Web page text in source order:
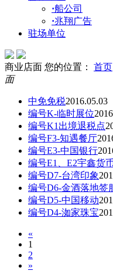
·船公司
·兆翔广告
驻场单位
商业店面 您的位置： 首页
面
中免免税2016.05.03
编号K-临时展位
编号K1出境退税点
编号F3-知遇餐厅
编号E3-中国银行
编号E1、E2宇鑫货
编号D7-台湾印象
编号D6-金酒落地签
编号D5-中国移动
编号D4-洳家珠宝
«
1
2
»